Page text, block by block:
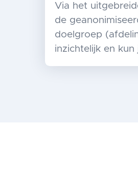
Via het
de
doelgroep
inzichtelijk en